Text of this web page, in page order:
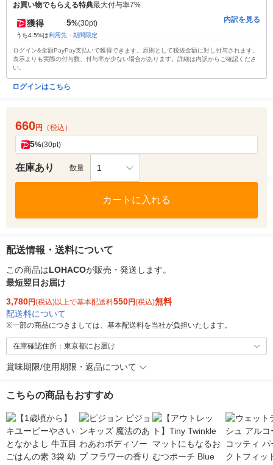
お買い物でもらえる特典最大付与率7%
獲得 5%(30pt)
うち4.5%は利用先・期間限定
内訳を見る
ログイン&全額PayPay支払いで獲得できます。原則として税抜金額に対し付与されます。
表示よりも実際の付与数、付与率が少ない場合があります。詳細は内訳からご確認くださ
い。
ログインはこちら
660円 （税込）
5%(30pt)
在庫あり 数量 1
カートに入れる
配送情報・送料について
この商品はLOHACOが販売・発送します。
最短翌日お届け
3,780円(税込)以上で基本配送料550円(税込)無料
配送料について
※一部の商品につきましては、基本配送料を当社が負担いたします。
在庫確認住所：東京都にお届け
賞味期限/使用期限・返品について
こちらの商品もおすすめ